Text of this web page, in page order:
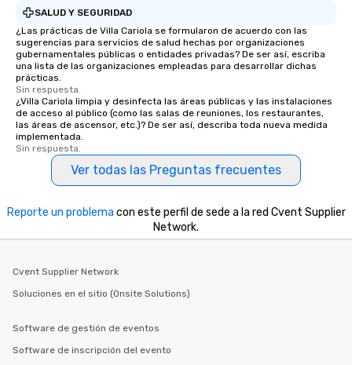
SALUD Y SEGURIDAD
¿Las prácticas de Villa Cariola se formularon de acuerdo con las
sugerencias para servicios de salud hechas por organizaciones
gubernamentales públicas o entidades privadas? De ser así, escriba
una lista de las organizaciones empleadas para desarrollar dichas
prácticas.
Sin respuesta.
¿Villa Cariola limpia y desinfecta las áreas públicas y las instalaciones
de acceso al público (como las salas de reuniones, los restaurantes,
las áreas de ascensor, etc.)? De ser así, describa toda nueva medida
implementada.
Sin respuesta.
Ver todas las Preguntas frecuentes
Reporte un problema con este perfil de sede a la red Cvent Supplier
Network.
Cvent Supplier Network
Soluciones en el sitio (Onsite Solutions)
Software de gestión de eventos
Software de inscripción del evento